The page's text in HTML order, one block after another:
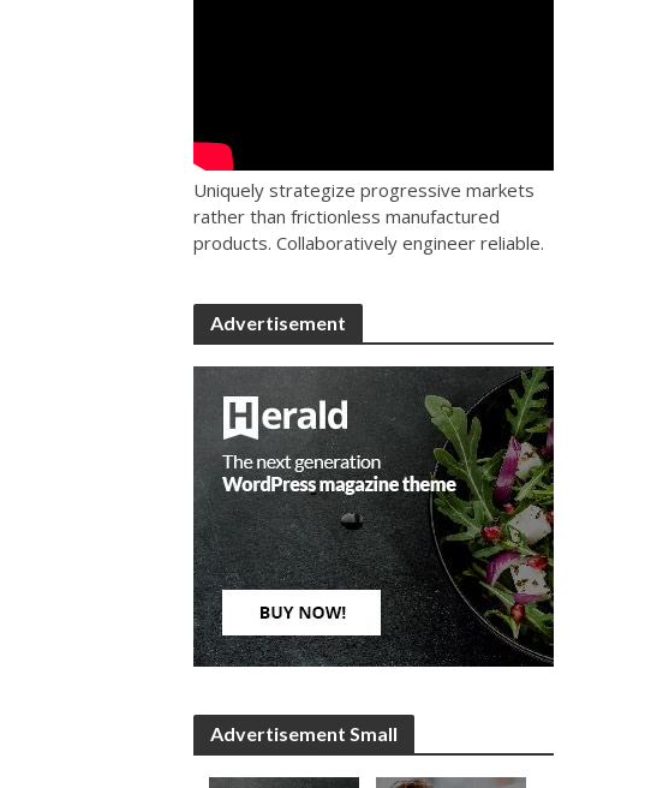
Uniquely strategize progressive markets
rather than frictionless manufactured
products. Collaboratively engineer reliable.
Advertisement
Advertisement Small